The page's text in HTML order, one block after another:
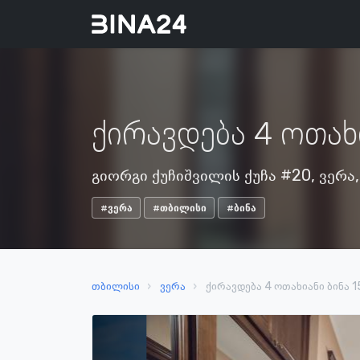
ქირავდება 4
გიორგი ქუჩიშვილის ქუჩა #20,
#ვერა #თბილისი #ბინა
თბილისი ვერა ქირავდება 4 ოთახიანი ბინა